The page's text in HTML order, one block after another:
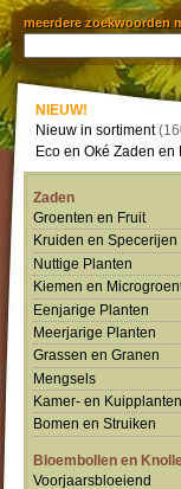
meerdere zoekwoorden
NIEUW!
Nieuw in sortiment
Eco en Oké Zaden en
Zaden
Groenten en Fruit
Kruiden en Specerijen
Nuttige Planten
Kiemen en
Eenjarige Planten
Meerjarige Planten
Grassen en Granen
Mengsels
Kamer- en Kuipplanten
Bomen en Struiken
Bloembollen en
Voorjaarsbloeiend